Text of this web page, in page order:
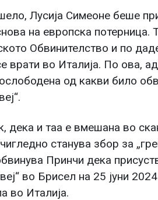
Лусија Симеоне беше
на европска потерница.
Обвинителство и по
врати во Италија. По ова,
од какви било
дека и таа е вмешана во
станува збор за
Принчи дека
во Брисел на 25 јуни
во Италија.